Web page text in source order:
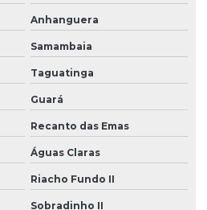
Anhanguera
Samambaia
Taguatinga
Guará
Recanto das Emas
Águas Claras
Riacho Fundo II
Sobradinho II